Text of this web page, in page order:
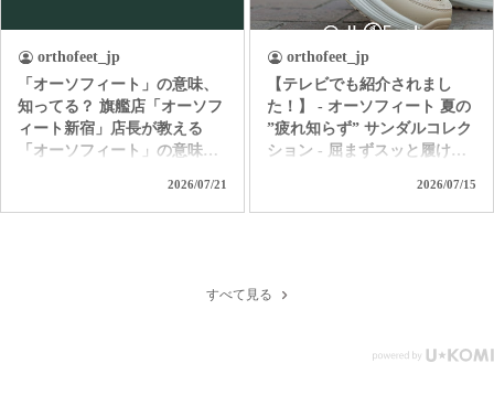
orthofeet_jp
「オーソフィート」の意味、
知ってる？ 旗艦店「オーソフ
ィート新宿」店長が教える
「オーソフィート」の意味。
体工学」をバックグラウンド
2026/07/21
orthofeet_jp
【テレビでも紹介されまし
た！】 - オーソフィート 夏の
”疲れ知らず” サンダルコレク
ション - 屈まずスッと履け
をサポート。 汗ばむ季節も1
元を守り、クッション性の高
分好みにカスタムできるパー
2026/07/15
すべて見る